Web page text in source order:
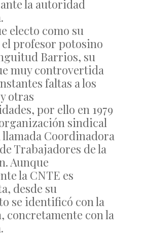
la autoridad
electo como su
profesor potosino
Barrios, su
muy controvertida
faltas a los
otras
por ello en 1979
sindical
Coordinadora
Trabajadores de la
Aunque
la CNTE es
desde su
se identificó con la
concretamente con la